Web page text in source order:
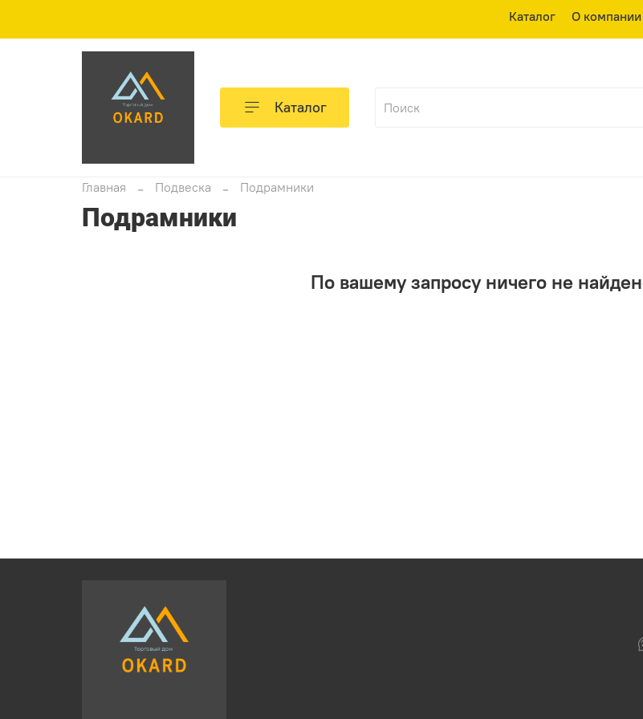
Каталог О компании
Каталог
Главная Подвеска Подрамники
Подрамники
По вашему запросу ничего не